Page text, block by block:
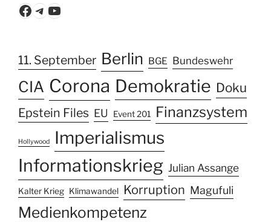
Facebook
Telegram
YouTube
11. September Berlin BGE Bundeswehr
CIA Corona Demokratie Doku
Epstein Files EU Event 201 Finanzsystem
Hollywood
Imperialismus
Informationskrieg Julian Assange
Kalter Krieg Klimawandel Korruption Magufuli
Medienkompetenz